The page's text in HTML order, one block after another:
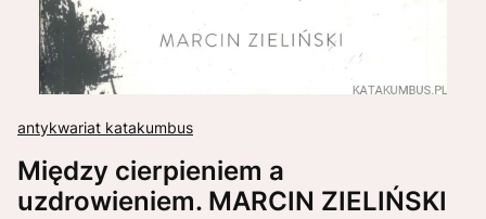
antykwariat katakumbus
Między cierpieniem a
uzdrowieniem. MARCIN ZIELIŃSKI